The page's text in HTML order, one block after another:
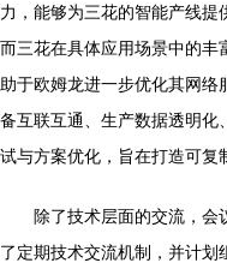
力，能够为三花的智能产线提
而三花在具体应用场景中的丰
助于欧姆龙进一步优化其网
备互联互通、生产数据透明化
试与方案优化，旨在打造可复
除了技术层面的交流，会
了定期技术交流机制，并计